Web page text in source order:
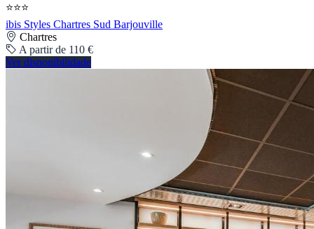
⭐⭐⭐
ibis Styles Chartres Sud Barjouville
Chartres
A partir de 110 €
Ver disponibilidade